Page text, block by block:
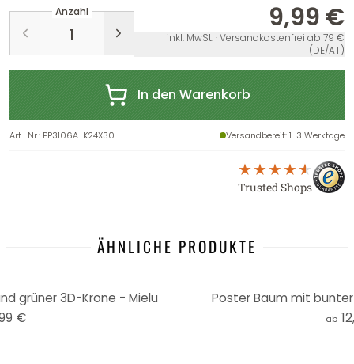
Anzahl 9,99 €
inkl. MwSt. · Versandkostenfrei ab 79 €
(DE/AT)
In den Warenkorb
Art.-Nr.: PP3106A-K24X30 Versandbereit: 1-3 Werktage
Trusted Shops
ÄHNLICHE PRODUKTE
grüner 3D-Krone - Mielu
€
Poster Baum mit
ab